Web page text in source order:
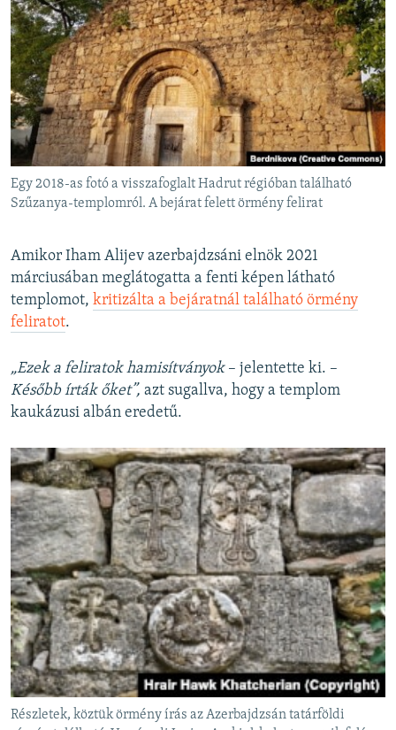
Egy 2018-as fotó a visszafoglalt Hadrut régióban található
Szűzanya-templomról. A bejárat felett örmény felirat
Amikor Iham Alijev azerbajdzsáni elnök 2021
márciusában meglátogatta a fenti képen látható
templomot, kritizálta a bejáratnál található örmény
feliratot.
„Ezek a feliratok hamisítványok– jelentette ki. –
Később írták őket”, azt sugallva, hogy a templom
kaukázusi albán eredetű.
Részletek, köztük örmény írás az Azerbajdzsán tatárföldi